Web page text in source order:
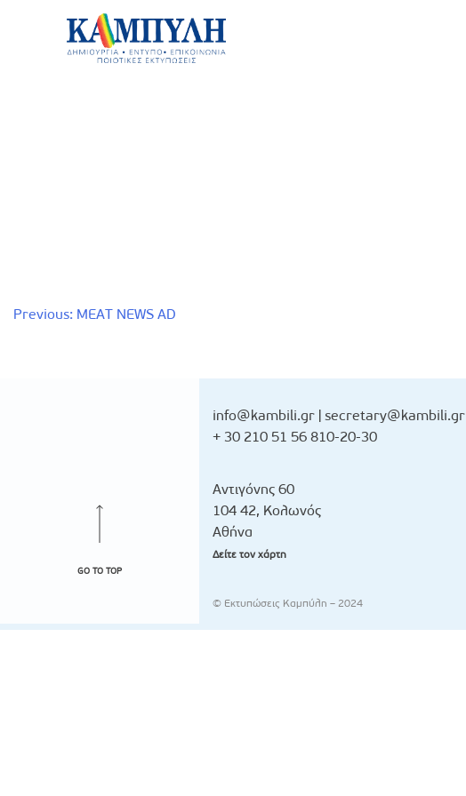
Πλοήγηση
Previous: MEAT NEWS AD
GO TO TOP
info@kambili.gr | secretary@kambili.gr
+ 30 210 51 56 810-20-30
Αντιγόνης 60
104 42, Κολωνός
Αθήνα
Δείτε τον χάρτη
© Εκτυπώσεις Καμπύλη – 2024